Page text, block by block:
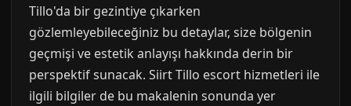
Tillo'da bir gezintiye çıkarken
gözlemleyebileceğiniz bu detaylar, size bölgenin
geçmişi ve estetik anlayışı hakkında derin bir
perspektif sunacak. Siirt Tillo escort hizmetleri ile
ilgili bilgiler de bu makalenin sonunda yer